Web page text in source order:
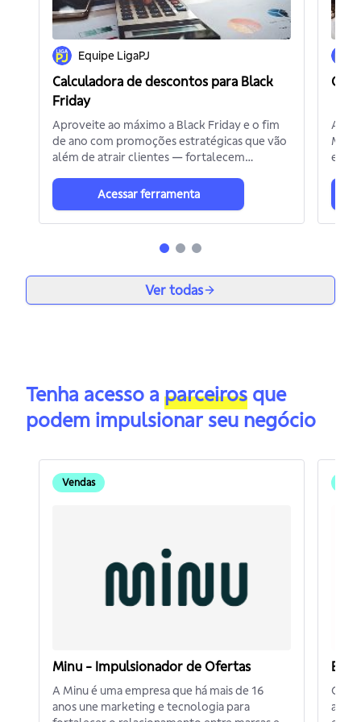
Equipe LigaPJ
Calculadora de descontos para Black
Friday
Aproveite ao máximo a Black Friday e o fim
de ano com promoções estratégicas que vão
além de atrair clientes — fortalecem
Acessar ferramenta
A
Ver todas
Tenha acesso a parceiros que
podem impulsionar seu negócio
Vendas
Minu - Impulsionador de Ofertas
A Minu é uma empresa que há mais de 16
anos une marketing e tecnologia para
BB
O
além